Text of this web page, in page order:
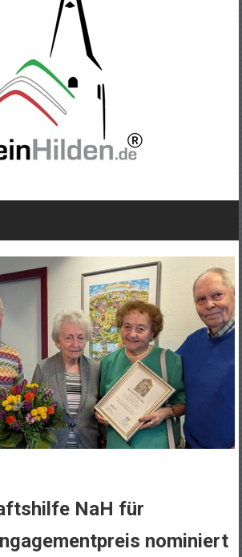
NaH für
nominiert